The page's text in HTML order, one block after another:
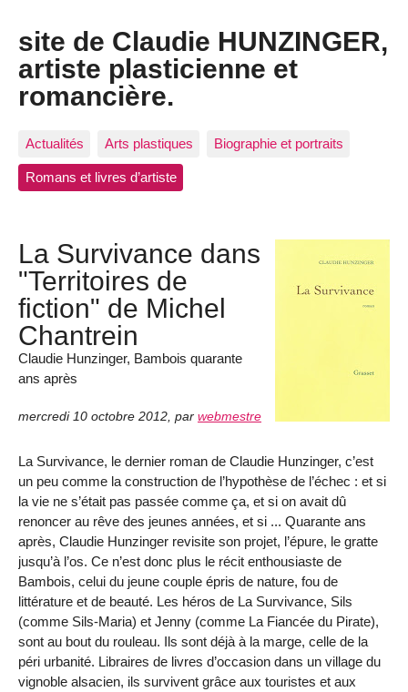
site de Claudie HUNZINGER,
artiste plasticienne et
romancière.
Actualités Arts plastiques Biographie et portraits
Romans et livres d’artiste
La Survivance dans
"Territoires de
fiction" de Michel
Chantrein
Claudie Hunzinger, Bambois quarante
ans après
mercredi 10 octobre 2012 par webmestre
La Survivance, le dernier roman de Claudie Hunzinger, c’est
un peu comme la construction de l’hypothèse de l’échec : et si
la vie ne s’était pas passée comme ça, et si on avait dû
renoncer au rêve des jeunes années, et si ... Quarante ans
après, Claudie Hunzinger revisite son projet, l’épure, le gratte
jusqu’à l’os. Ce n’est donc plus le récit enthousiaste de
Bambois, celui du jeune couple épris de nature, fou de
littérature et de beauté. Les héros de La Survivance, Sils
(comme Sils-Maria) et Jenny (comme La Fiancée du Pirate),
sont au bout du rouleau. Ils sont déjà à la marge, celle de la
péri urbanité. Libraires de livres d’occasion dans un village du
vignoble alsacien, ils survivent grâce aux touristes et aux